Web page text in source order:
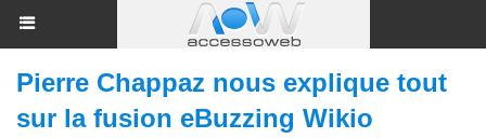
Pierre Chappaz nous explique tout
sur la fusion eBuzzing Wikio